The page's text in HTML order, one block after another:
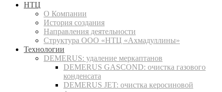
НТЦ
О Компании
История создания
Направления деятельности
Структура ООО «НТЦ «Ахмадуллины»
Технологии
DEMERUS: удаление меркаптанов
DEMERUS GASCOND: очистка газового
конденсата
DEMERUS JET: очистка керосиновой